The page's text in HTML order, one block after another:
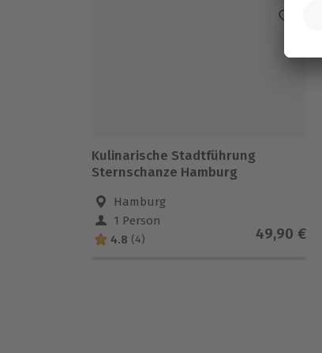
Kulinarische Stadtführung
Sternschanze Hamburg
Hamburg
1 Person
4.8 (4) 49,90 €